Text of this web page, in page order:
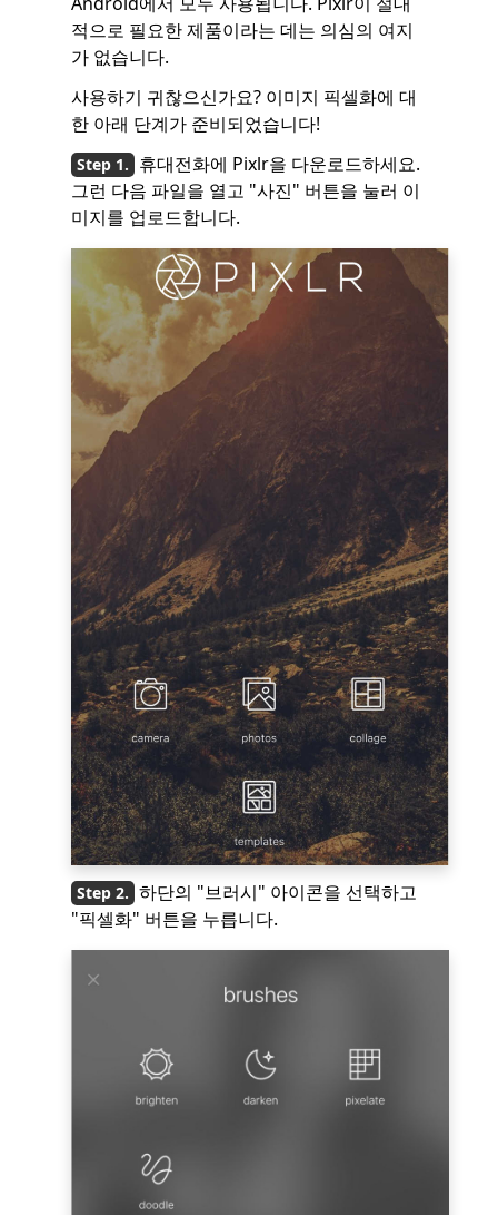
적으로 필요한 제품이라는 데는 의심의 여지
가 없습니다.
사용하기 귀찮으신가요? 이미지 픽셀화에 대
한 아래 단계가 준비되었습니다!
휴대전화에 Pixlr을 다운로드하세요.
그런 다음 파일을 열고 "사진" 버튼을 눌러 이
미지를 업로드합니다.
하단의 "브러시" 아이콘을 선택하고
"픽셀화" 버튼을 누릅니다.